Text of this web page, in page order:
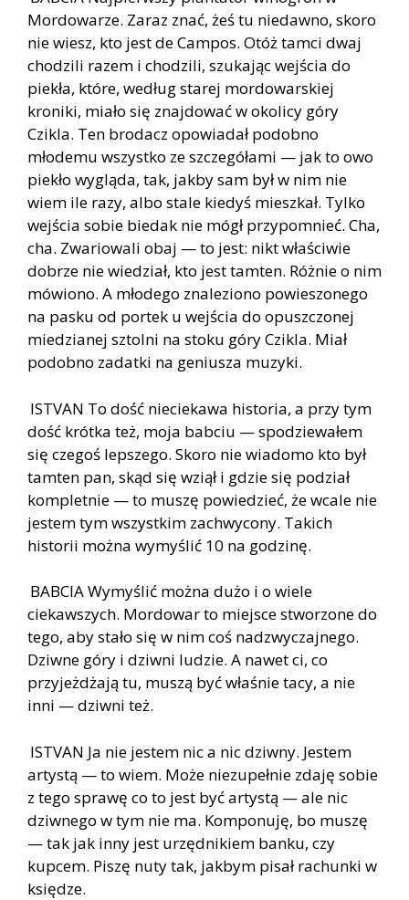
Mordowarze. Zaraz znać, żeś tu niedawno, skoro
nie wiesz, kto jest de Campos. Otóż tamci dwaj
chodzili razem i chodzili, szukając wejścia do
piekła, które, według starej mordowarskiej
kroniki, miało się znajdować w okolicy góry
Czikla. Ten brodacz opowiadał podobno
młodemu wszystko ze szczegółami — jak to owo
piekło wygląda, tak, jakby sam był w nim nie
wiem ile razy, albo stale kiedyś mieszkał. Tylko
wejścia sobie biedak nie mógł przypomnieć. Cha,
cha. Zwariowali obaj — to jest: nikt właściwie
dobrze nie wiedział, kto jest tamten. Różnie o nim
mówiono. A młodego znaleziono powieszonego
na pasku od portek u wejścia do opuszczonej
miedzianej sztolni na stoku góry Czikla. Miał
podobno zadatki na geniusza muzyki.
ISTVAN To dość nieciekawa historia, a przy tym
dość krótka też, moja babciu — spodziewałem
się czegoś lepszego. Skoro nie wiadomo kto był
tamten pan, skąd się wziął i gdzie się podział
kompletnie — to muszę powiedzieć, że wcale nie
jestem tym wszystkim zachwycony. Takich
historii można wymyślić 10 na godzinę.
BABCIA Wymyślić można dużo i o wiele
ciekawszych. Mordowar to miejsce stworzone do
tego, aby stało się w nim coś nadzwyczajnego.
Dziwne góry i dziwni ludzie. A nawet ci, co
przyjeżdżają tu, muszą być właśnie tacy, a nie
inni — dziwni też.
ISTVAN Ja nie jestem nic a nic dziwny. Jestem
artystą — to wiem. Może niezupełnie zdaję sobie
z tego sprawę co to jest być artystą — ale nic
dziwnego w tym nie ma. Komponuję, bo muszę
— tak jak inny jest urzędnikiem banku, czy
kupcem. Piszę nuty tak, jakbym pisał rachunki w
księdze.